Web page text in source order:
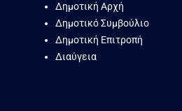
Δημοτική Αρχή
Δημοτικό Συμβούλιο
Δημοτική Επιτροπή
Διαύγεια